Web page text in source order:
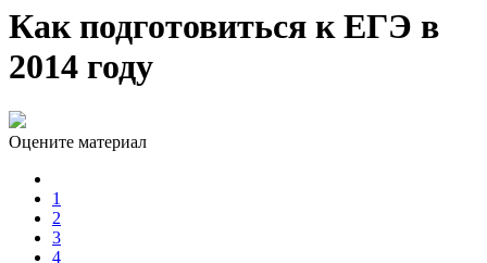
Как подготовиться к ЕГЭ в
2014 году
Оцените материал
1
2
3
4